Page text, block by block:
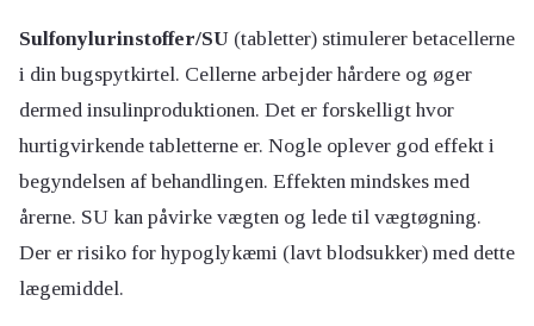
Sulfonylurinstoffer/SU (tabletter) stimulerer betacellerne
i din bugspytkirtel. Cellerne arbejder hårdere og øger
dermed insulinproduktionen. Det er forskelligt hvor
hurtigvirkende tabletterne er. Nogle oplever god effekt i
begyndelsen af behandlingen. Effekten mindskes med
årerne. SU kan påvirke vægten og lede til vægtøgning.
Der er risiko for hypoglykæmi (lavt blodsukker) med dette
lægemiddel.